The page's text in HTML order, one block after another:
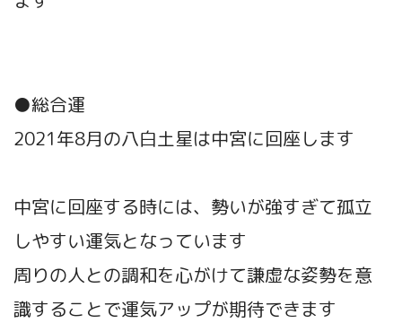
●総合運
2021年8月の八白土星は中宮に回座します
中宮に回座する時には、勢いが強すぎて孤立
しやすい運気となっています
周りの人との調和を心がけて謙虚な姿勢を意
識することで運気アップが期待できます